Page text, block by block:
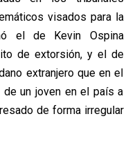
visados para la
el de Kevin Ospina
de extorsión, y el de
extranjero que en el
un joven en el país a
de forma irregular